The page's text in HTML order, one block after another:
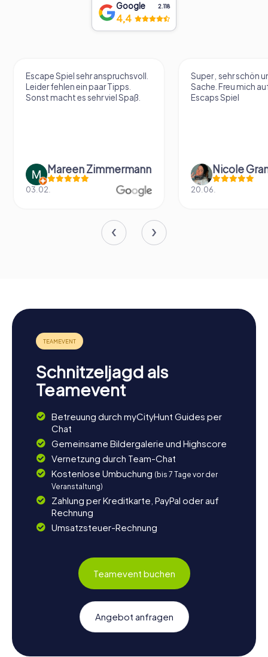
Google 2.118
4,4
Escape Spiel sehr anspruchsvoll.
Leider fehlen ein paar Tipps.
Sonst macht es sehr viel Spaß.
Mareen Zimmermann
03.02.
Super , sehr schön
Sache. Freu mich
Escaps Spiel
Nicole
20.06.
Schnitzeljagd als
Teamevent
Betreuung durch myCityHunt Guides per
Chat
Gemeinsame Bildergalerie und Highscore
Vernetzung durch Team-Chat
Kostenlose Umbuchung (bis 7 Tage vor der
Veranstaltung)
Zahlung per Kreditkarte, PayPal oder auf
Rechnung
Umsatzsteuer-Rechnung
Teamevent buchen
Angebot anfragen